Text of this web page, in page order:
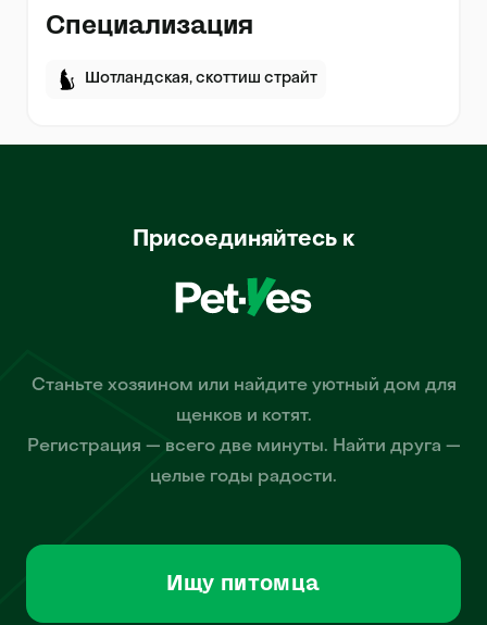
Специализация
Шотландская, скоттиш страйт
Присоединяйтесь к
Станьте хозяином или найдите уютный дом для
щенков и котят.
Регистрация — всего две минуты. Найти друга —
целые годы радости.
Ищу питомца